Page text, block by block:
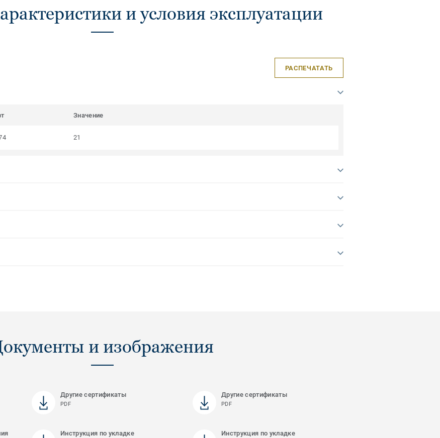
и условия эксплуатации
РАСПЕЧАТАТЬ
Значение
21
и изображения
Другие сертификаты
PDF
Другие сертификаты
PDF
Инструкция по укладке Инструкция по укладке